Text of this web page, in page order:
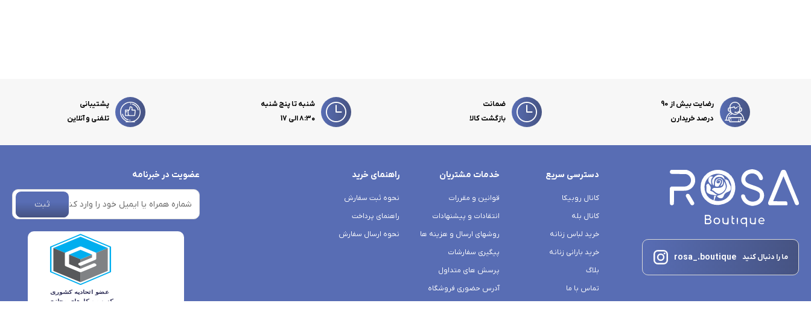
رضایت بیش از 90
درصد خریدارن
ضمانت
بازگشت کالا
شنبه تا پنج شنبه
۸:۳۰ الی 17
پشتیبانی
تلفنی و آنلاین
ما را دنبال کنید rosa_.boutique
دسترسی سریع
کانال روبیکا
کانال بله
خرید لباس زنانه
خرید بارانی زنانه
بلاگ
تماس با ما
خدمات مشتریان
قوانین و مقررات
انتقادات و پیشنهادات
روشهای ارسال و هزینه ها
پیگیری سفارشات
پرسش های متداول
آدرس حضوری فروشگاه
راهنمای خرید
نحوه ثبت سفارش
راهنمای پرداخت
نحوه ارسال سفارش
عضویت در خبرنامه
ثبت